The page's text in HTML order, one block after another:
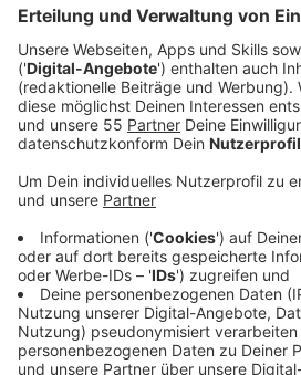
1 EL Mehl
250g Sahne
Meersalz
frisch geriebene Muskatnuss
1 Schalotte
Halbe Knoblauchzehe
Für die Gnocchi:
750g mehligkochende
Salz
150g Mehl
30g Grieß
2 Eier